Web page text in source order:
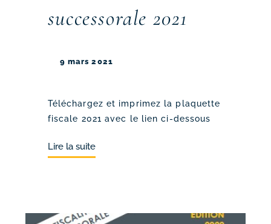
successorale 2021
9 mars 2021
Téléchargez et imprimez la plaquette
fiscale 2021 avec le lien ci-dessous
Lire la suite